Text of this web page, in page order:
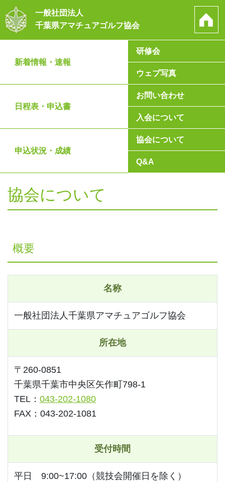
一般社団法人
千葉県アマチュアゴルフ協会
新着情報・速報
研修会
ウェブ写真
日程表・申込書
お問い合わせ
入会について
申込状況・成績
協会について
Q&A
協会について
概要
名称
一般社団法人千葉県アマチュアゴルフ協会
所在地
〒260-0851
千葉県千葉市中央区矢作町798-1
TEL： 043-202-1080
FAX：043-202-1081
受付時間
平日 9:00~17:00（競技会開催日を除く）